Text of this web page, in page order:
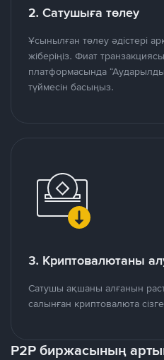
2. Сатушыға төлеу
Ұсынылған төлеу әдістері
жіберіңіз. Фиат
платформасында
түймесін басыңыз.
3. Криптовалютаны
Сатушы ақшаны алғанын
салынған криптовалюта
P2P биржасының